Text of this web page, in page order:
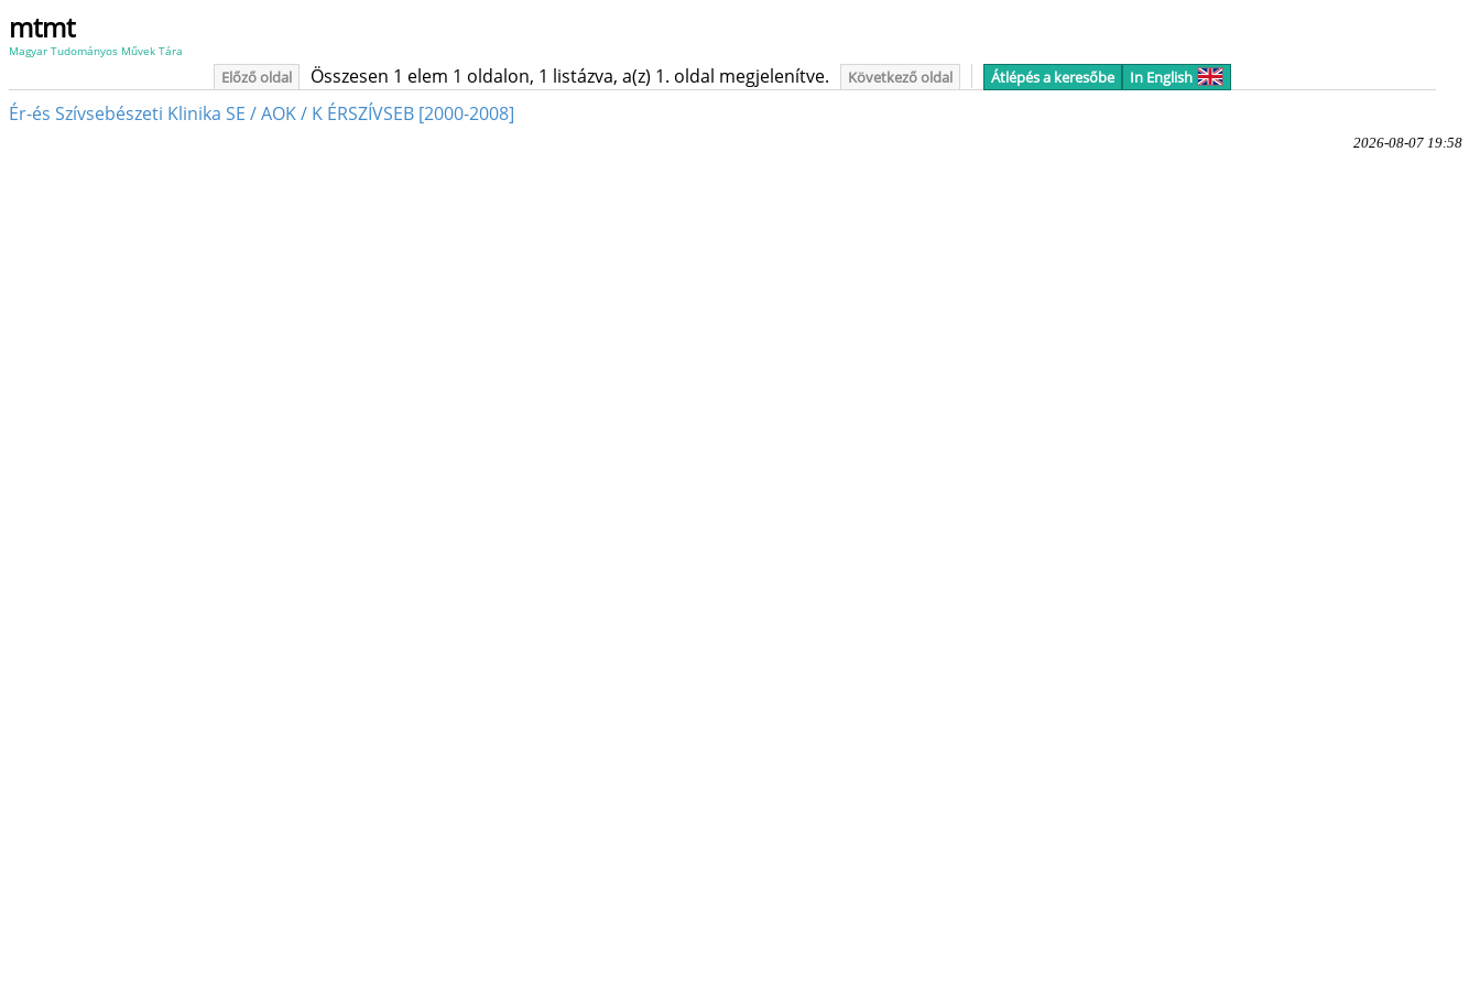
mtmt
Magyar Tudományos Művek Tára
Előző oldal Összesen 1 elem 1 oldalon, 1 listázva, a(z) 1. oldal megjelenítve. Következő oldal Átlépés a keresőbe In English
Ér-és Szívsebészeti Klinika SE / AOK / K ÉRSZÍVSEB [2000-2008]
2026-08-07 19:58